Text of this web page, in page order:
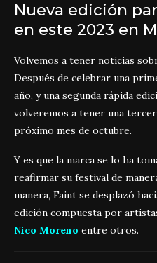
Nueva edición
en este 2023 en
Volvemos a tener noticias
Después de celebrar una
año, y una segunda rápida
volveremos a tener una
próximo mes de octubre.
Y es que la marca se lo ha
reafirmar su festival de
manera, Faint se desplazó
edición compuesta por
Nico Moreno entre otros.